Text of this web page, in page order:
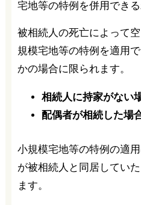
宅地等の特例を併用でき
被相続人の死亡によって
規模宅地等の特例を適用
かの場合に限られます。
相続人に持家がない
配偶者が相続した場
小規模宅地等の特例の適
が被相続人と同居してい
ます。